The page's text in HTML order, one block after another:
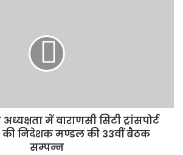
में वाराणसी सिटी ट्रांसपोर्ट
की निदेशक मण्डल की 33वीं बैठक
सम्पन्न